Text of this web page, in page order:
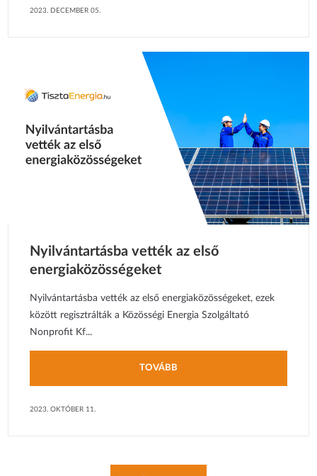
2023. DECEMBER 05.
Nyilvántartásba vették az első
energiaközösségeket
Nyilvántartásba vették az első energiaközösségeket, ezek
között regisztrálták a Közösségi Energia Szolgáltató
Nonprofit Kf...
TOVÁBB
2023. OKTÓBER 11.